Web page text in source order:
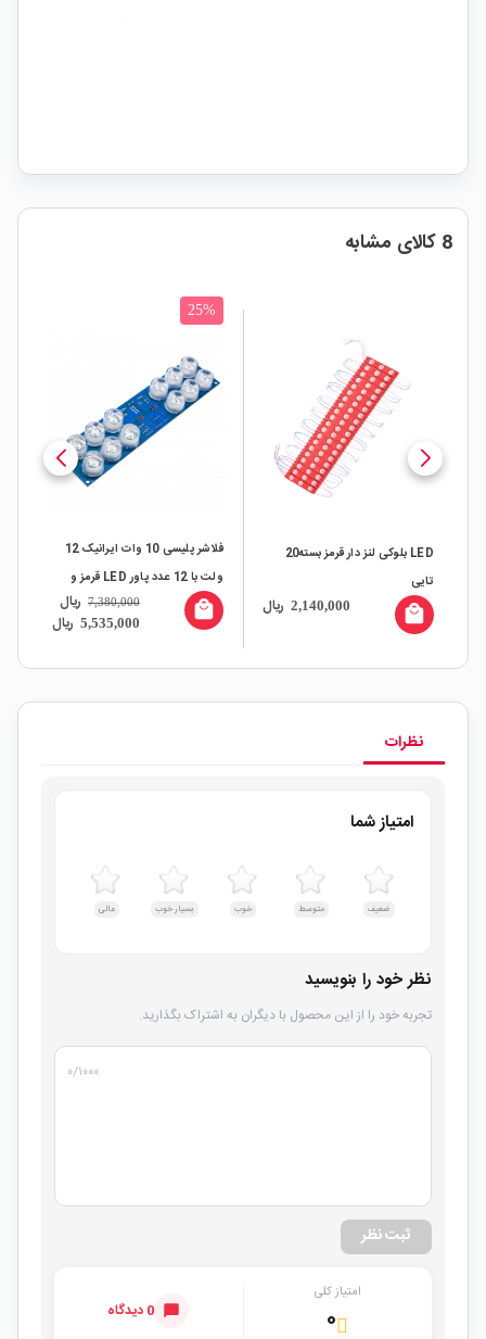
8 کالای مشابه
LED بلوکی لنز دار قرمز بسته20
تایی
2,140,000 ریال local_mall
25%
فلاشر پلیسی 10 وات ایرانیک 12
ولت با 12 عدد پاور LED قرمز و
آبی
5,535,000 ریال
7,380,000 ریال local_mall
نظرات
امتیاز شما
ضعیف متوسط خوب بسیار خوب عالی
نظر خود را بنویسید
تجربه خود را از این محصول با دیگران به اشتراک بگذارید.
۰/۱۰۰۰
ثبت نظر
امتیاز کلی
۰ 0 دیدگاه